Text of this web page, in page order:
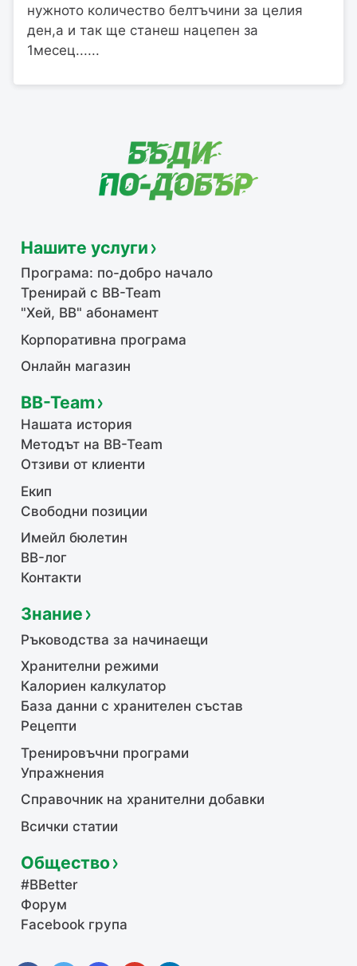
нужното количество белтъчини за целия
ден,а и так ще станеш нацепен за
1месец......
Нашите услуги
Програма: по-добро начало
Тренирай с BB-Team
"Хей, ВВ" абонамент
Корпоративна програма
Онлайн магазин
BB-Team
Нашата история
Методът на BB-Team
Отзиви от клиенти
Екип
Свободни позиции
Имейл бюлетин
BB-лог
Контакти
Знание
Ръководства за начинаещи
Хранителни режими
Калориен калкулатор
База данни с хранителен състав
Рецепти
Тренировъчни програми
Упражнения
Справочник на хранителни добавки
Всички статии
Общество
#BBetter
Форум
Facebook група